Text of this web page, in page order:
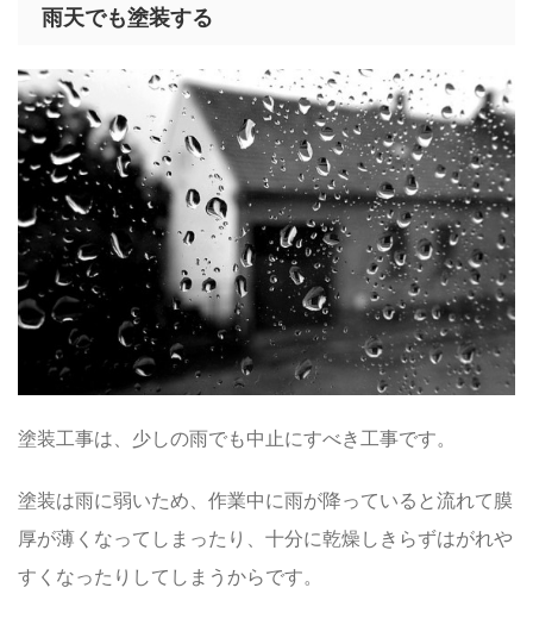
雨天でも塗装する
塗装工事は、少しの雨でも中止にすべき工事です。
塗装は雨に弱いため、作業中に雨が降っていると流れて膜
厚が薄くなってしまったり、十分に乾燥しきらずはがれや
すくなったりしてしまうからです。